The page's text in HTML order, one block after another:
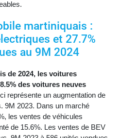
martiniquais :
et 27.7%
au 9M 2024
de 2024, les voitures
des voitures neuves
représente un augmentation de
9M 2023. Dans un marché
les ventes de véhicules
de 15.6%. Les ventes de BEV